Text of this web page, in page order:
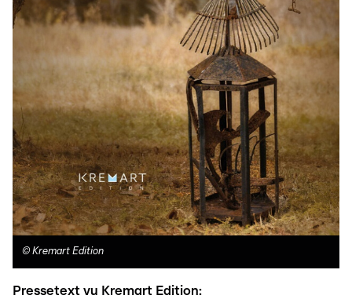
© Kremart Edition
Pressetext vu Kremart Edition: